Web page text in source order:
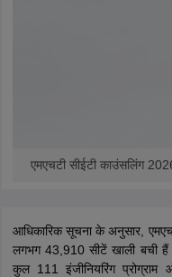
एमएचटी सीईटी काउंसलिंग
आधिकारिक सूचना के अनुसार,
लगभग 43,910 सीटें खाली बची
कुल 111 इंजीनियरिंग